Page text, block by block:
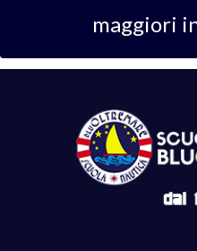
maggiori